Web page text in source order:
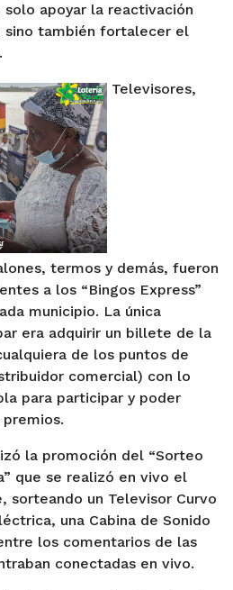
solo apoyar la reactivación
sino también fortalecer el
Televisores,
termos y demás, fueron
a los “Bingos Express”
municipio. La única
era adquirir un billete de la
de los puntos de
comercial) con lo
para participar y poder
la promoción del “Sorteo
que se realizó en vivo el
sorteando un Televisor Curvo
una Cabina de Sonido
los comentarios de las
conectadas en vivo.